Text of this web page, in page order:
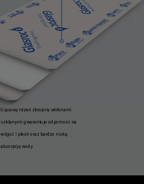
Gipsowy rdzeń zbrojony włóknami
szklanymi gwarantuje odporność na
wilgoć i pleśń oraz bardzo niską
absorpcję wody